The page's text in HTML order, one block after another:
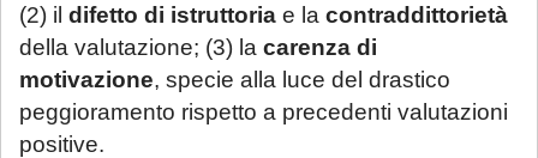
(2) il difetto di istruttoria e la contraddittorietà
della valutazione; (3) la carenza di
motivazione, specie alla luce del drastico
peggioramento rispetto a precedenti valutazioni
positive.